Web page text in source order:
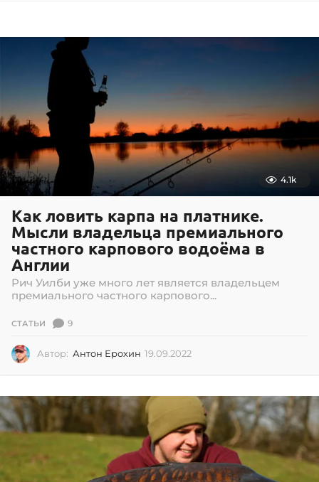
4.1k
Как ловить карпа на платнике.
Мысли владельца премиального
частного карпового водоёма в
Англии
Рич Уилби уже много лет является владельцем
премиального частного карпового...
СТАТЬИ 9
Автор: Антон Ерохин 19.09.2022
0
.
2
0
2
2